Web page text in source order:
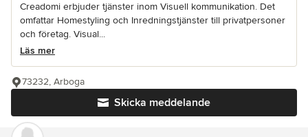
Creadomi erbjuder tjänster inom Visuell kommunikation. Det
omfattar Homestyling och Inredningstjänster till privatpersoner
och företag. Visual...
Läs mer
Skicka meddelande
73232, Arboga